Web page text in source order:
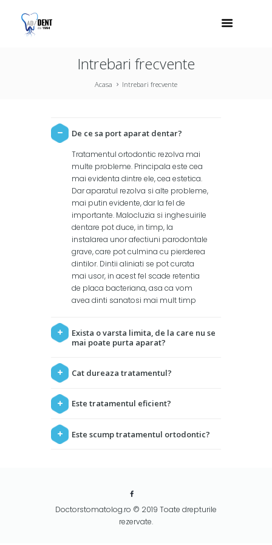
Intrebari frecvente
Acasa Intrebari frecvente
De ce sa port aparat dentar?
Tratamentul ortodontic rezolva mai
multe probleme. Principala este cea
mai evidenta dintre ele, cea estetica.
Dar aparatul rezolva si alte probleme,
mai putin evidente, dar la fel de
importante. Malocluzia si inghesuirile
dentare pot duce, in timp, la
instalarea unor afectiuni parodontale
grave, care pot culmina cu pierderea
dintilor. Dintii aliniati se pot curata
mai usor, in acest fel scade retentia
de placa bacteriana, asa ca vom
avea dinti sanatosi mai mult timp
Exista o varsta limita, de la care nu se
mai poate purta aparat?
Cat dureaza tratamentul?
Este tratamentul eficient?
Este scump tratamentul ortodontic?
Doctorstomatolog.ro © 2019 Toate drepturile
rezervate.